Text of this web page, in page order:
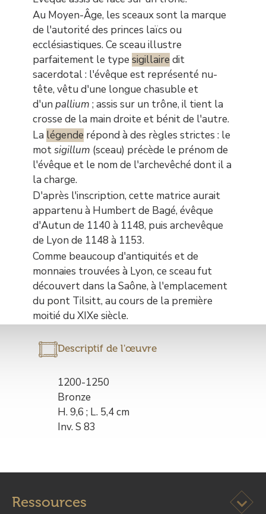
Au Moyen-Âge, les sceaux sont la marque
de l'autorité des princes laïcs ou
ecclésiastiques. Ce sceau illustre
parfaitement le type sigillaire dit
sacerdotal : l'évêque est représenté nu-
tête, vêtu d'une longue chasuble et
d'un pallium ; assis sur un trône, il tient la
crosse de la main droite et bénit de l'autre.
La légende répond à des règles strictes : le
motsigillum (sceau) précède le prénom de
l'évêque et le nom de l'archevêché dont il a
la charge.
D'après l'inscription, cette matrice aurait
appartenu à Humbert de Bagé, évêque
d'Autun de 1140 à 1148, puis archevêque
de Lyon de 1148 à 1153.
Comme beaucoup d'antiquités et de
monnaies trouvées à Lyon, ce sceau fut
découvert dans la Saône, à l'emplacement
du pont Tilsitt, au cours de la première
moitié du XIXe siècle.
Descriptif de l'œuvre
de
l’œuvre
1200-1250
Bronze
H. 9,6 ; L. 5,4 cm
Inv. S 83
Ressources Ouvrir